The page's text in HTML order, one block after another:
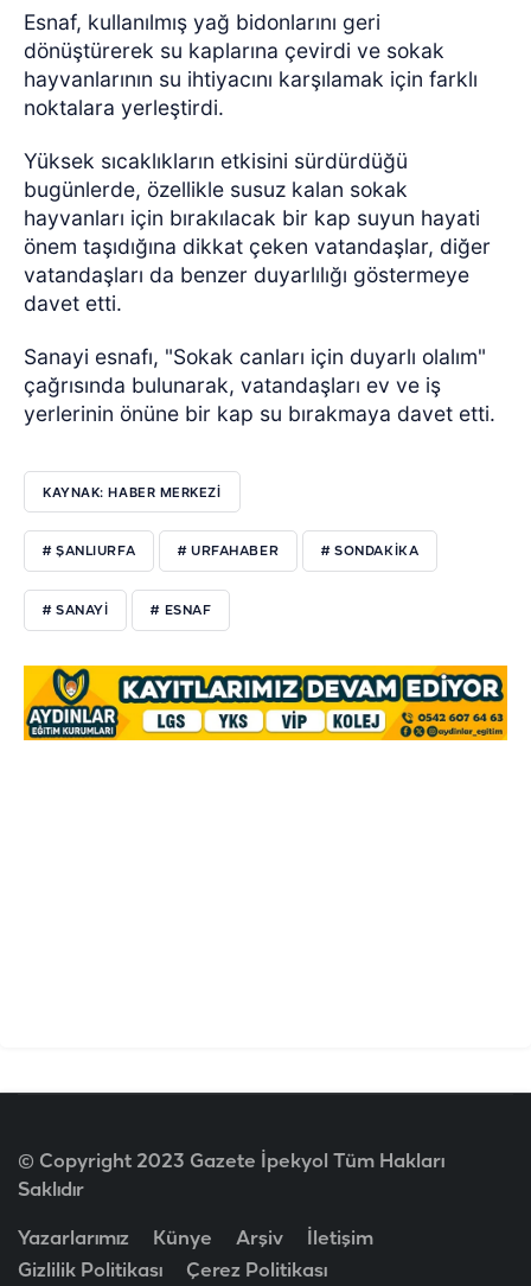
Esnaf, kullanılmış yağ bidonlarını geri
dönüştürerek su kaplarına çevirdi ve sokak
hayvanlarının su ihtiyacını karşılamak için farklı
noktalara yerleştirdi.
Yüksek sıcaklıkların etkisini sürdürdüğü
bugünlerde, özellikle susuz kalan sokak
hayvanları için bırakılacak bir kap suyun hayati
önem taşıdığına dikkat çeken vatandaşlar, diğer
vatandaşları da benzer duyarlılığı göstermeye
davet etti.
Sanayi esnafı, "Sokak canları için duyarlı olalım"
çağrısında bulunarak, vatandaşları ev ve iş
yerlerinin önüne bir kap su bırakmaya davet etti.
KAYNAK: HABER MERKEZI
# ŞANLIURFA # URFAHABER # SONDAKİKA
# SANAYİ # ESNAF
© Copyright 2023 Gazete İpekyol Tüm Hakları
Saklıdır
Yazarlarımız Künye Arşiv
İletişim
Gizlilik Politikası
Çerez Politikası